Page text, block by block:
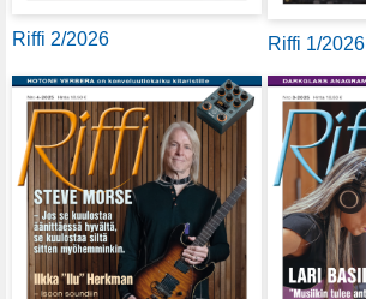
Riffi 2/2026 Riffi 1/2026